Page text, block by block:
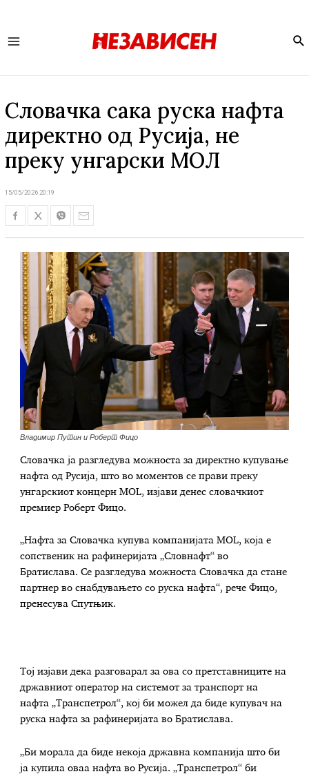
Словачка сака руска нафта
директно од Русија, не
преку унгарски MОЛ
15/05/2026 20:19
Владимир Путин и Роберт Фицо
Словачка ја разгледува можноста за директно купување
нафта од Русија, што во моментов се прави преку
унгарскиот концерн MOL, изјави денес словачкиот
премиер Роберт Фицо.
„Нафта за Словачка купува компанијата MOL, која е
сопственик на рафинеријата „Словнафт“ во
Братислава. Се разгледува можноста Словачка да стане
партнер во снабдувањето со руска нафта“, рече Фицо,
пренесува Спутњик.
Тој изјави дека разговарал за ова со претставниците на
државниот оператор на системот за транспорт на
нафта „Транспетрол“, кој би можел да биде купувач на
руска нафта за рафинеријата во Братислава.
„Би морала да биде некоја државна компанија што би
ја купила оваа нафта во Русија. „Транспетрол“ би